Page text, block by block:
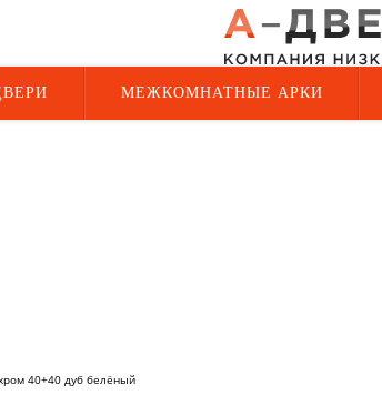
МЕЖКОМНАТНЫЕ АРКИ
40+40 дуб белёный